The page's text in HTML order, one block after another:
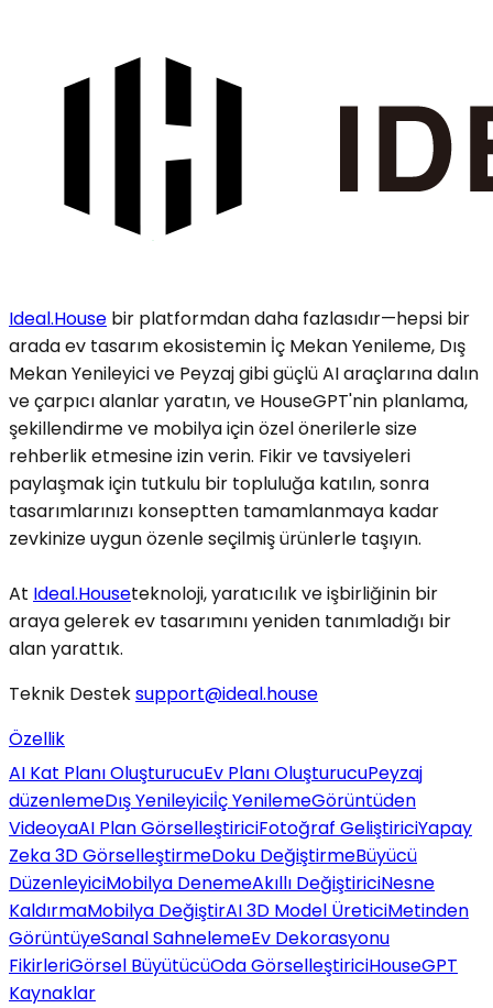
Ideal.House bir platformdan daha fazlasıdır—hepsi bir
arada ev tasarım ekosistemin İç Mekan Yenileme, Dış
Mekan Yenileyici ve Peyzaj gibi güçlü AI araçlarına dalın
ve çarpıcı alanlar yaratın, ve HouseGPT'nin planlama,
şekillendirme ve mobilya için özel önerilerle size
rehberlik etmesine izin verin. Fikir ve tavsiyeleri
paylaşmak için tutkulu bir topluluğa katılın, sonra
tasarımlarınızı konseptten tamamlanmaya kadar
zevkinize uygun özenle seçilmiş ürünlerle taşıyın.
At Ideal.Houseteknoloji, yaratıcılık ve işbirliğinin bir
araya gelerek ev tasarımını yeniden tanımladığı bir
alan yarattık.
Teknik Desteksupport@ideal.house
Özellik
AI Kat Planı OluşturucuEv Planı OluşturucuPeyzaj
düzenlemeDış Yenileyiciİç YenilemeGörüntüden
VideoyaAI Plan GörselleştiriciFotoğraf GeliştiriciYapay
Zeka 3D GörselleştirmeDoku DeğiştirmeBüyücü
DüzenleyiciMobilya DenemeAkıllı DeğiştiriciNesne
KaldırmaMobilya DeğiştirAI 3D Model ÜreticiMetinden
GörüntüyeSanal SahnelemeEv Dekorasyonu
FikirleriGörsel BüyütücüOda GörselleştiriciHouseGPT
Kaynaklar